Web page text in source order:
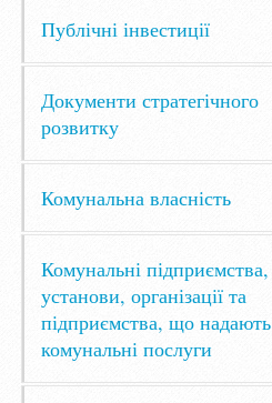
Публічні інвестиції
Документи стратегічного
розвитку
Комунальна власність
Комунальні підприємства,
установи, організації та
підприємства, що надають
комунальні послуги